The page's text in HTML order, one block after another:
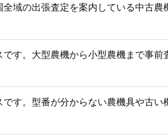
域の出張査定を案内している中古農
す。大型農機から小型農機まで事前
す。型番が分からない農機具や古い